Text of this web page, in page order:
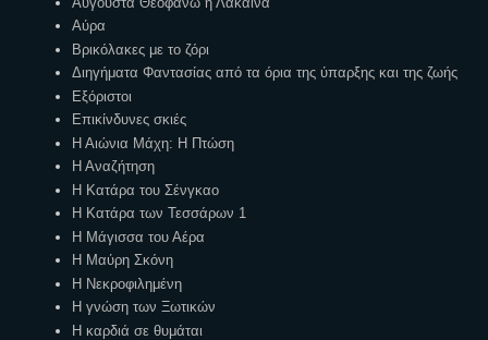
Αύρα
Βρικόλακες με το ζόρι
Διηγήματα Φαντασίας από τα όρια της ύπαρξης και της ζωής
Εξόριστοι
Επικίνδυνες σκιές
Η Αιώνια Μάχη: Η Πτώση
Η Αναζήτηση
Η Κατάρα του Σένγκαο
Η Κατάρα των Τεσσάρων 1
Η Μάγισσα του Αέρα
Η Μαύρη Σκόνη
Η Νεκροφιλημένη
Η γνώση των Ξωτικών
Η καρδιά σε θυμάται